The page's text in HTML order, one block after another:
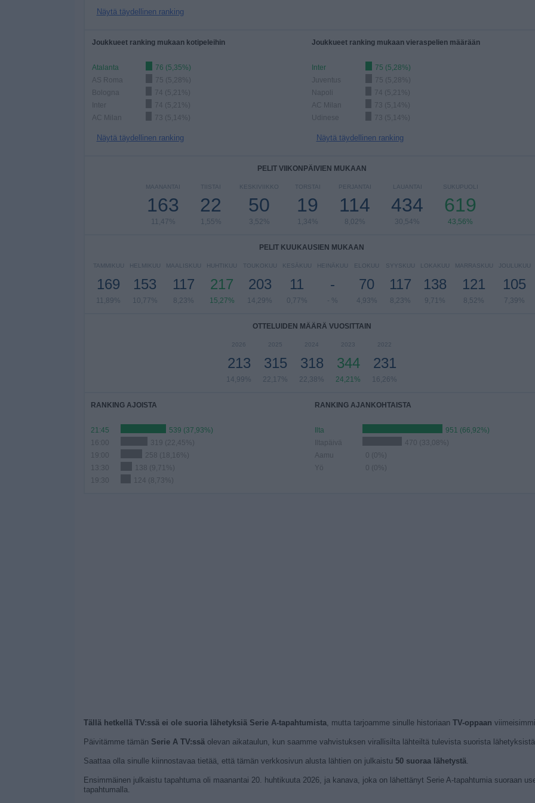
Näytä täydellinen ranking
Joukkueet ranking mukaan kotipeleihin
Atalanta
76 (5,35%)
AS Roma
75 (5,28%)
Bologna
74 (5,21%)
Inter
74 (5,21%)
AC Milan
73 (5,14%)
Näytä täydellinen ranking
Joukkueet ranking mukaan vieraspelien määrään
Inter
75 (5,28%)
Juventus
75 (5,28%)
Napoli
74 (5,21%)
AC Milan
73 (5,14%)
Udinese
73 (5,14%)
Näytä täydellinen ranking
PELIT VIIKONPÄIVIEN MUKAAN
MAANANTAI
163
11,47%
TIISTAI
22
1,55%
KESKIVIIKKO
50
3,52%
TORSTAI
19
1,34%
PERJANTAI
114
8,02%
LAUANTAI
434
30,54%
SUKUPUOLI
619
43,56%
PELIT KUUKAUSIEN MUKAAN
TAMMIKUU
169
11,89%
HELMIKUU
153
10,77%
MAALISKUU
117
8,23%
HUHTIKUU
217
15,27%
TOUKOKUU
203
14,29%
KESÄKUU
11
0,77%
HEINÄKUU
-
- %
ELOKUU
70
4,93%
SYYSKUU
117
8,23%
LOKAKUU
138
9,71%
MARRASKUU
121
8,52%
JOULUKUU
105
7,39%
OTTELUIDEN MÄÄRÄ VUOSITTAIN
2026
213
14,99%
2025
315
22,17%
2024
318
22,38%
2023
344
24,21%
2022
231
16,26%
RANKING AJOISTA
21:45
539 (37,93%)
16:00
319 (22,45%)
19:00
258 (18,16%)
13:30
138 (9,71%)
19:30
124 (8,73%)
RANKING AJANKOHTAISTA
Ilta
951 (66,92%)
Iltapäivä
470 (33,08%)
Aamu
0 (0%)
Yö
0 (0%)
Tällä hetkellä TV:ssä ei ole suoria lähetyksiä Serie A-tapahtumista, mutta tarjoamme sinulle historiaan TV-oppaan
Päivitämme tämän Serie A TV:ssäolevan aikataulun, kun saamme vahvistuksen virallisilta lähteiltä tulevista suorista
Saattaa olla sinulle kiinnostavaa tietää, että tämän verkkosivun alusta lähtien on julkaistu 50 suoraa lähetystä.
Ensimmäinen julkaistu tapahtuma oli maanantai 20. huhtikuuta 2026, ja kanava, joka on lähettänyt Serie A-tapahtumia suoraan
tapahtumalla.